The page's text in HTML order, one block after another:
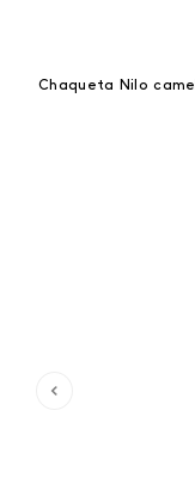
Chaqueta Nilo camel